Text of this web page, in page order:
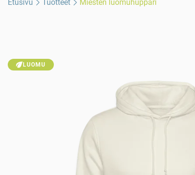
Etusivu Tuotteet Miesten luomuhuppari
LUOMU